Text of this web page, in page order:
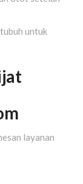
untuk
layanan